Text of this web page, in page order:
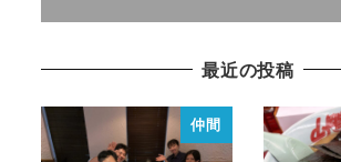
最近の投稿
仲間